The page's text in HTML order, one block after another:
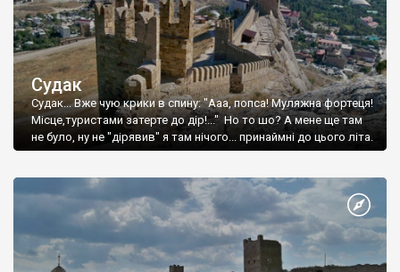
Судак
Судак... Вже чую крики в спину: "Ааа, попса! Муляжна фортеця!
Місце,туристами затерте до дір!..." Но то шо? А мене ще там
не було, ну не "дірявив" я там нічого... принаймні до цього літа.